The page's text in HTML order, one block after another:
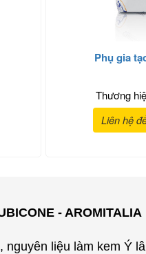
Phụ gia
Thương
Liên hệ
- AROMITALIA
liệu làm kem Ý